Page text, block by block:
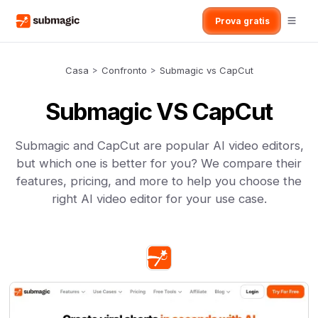
Prova gratis
Casa > Confronto > Submagic vs CapCut
Submagic VS CapCut
Submagic and CapCut are popular AI video editors,
but which one is better for you? We compare their
features, pricing, and more to help you choose the
right AI video editor for your use case.